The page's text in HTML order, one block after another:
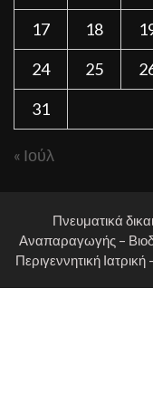
17
18
24
25
31
« Ιούλ
Πνευματικά
Αναπαραγωγής –
Περιγεννητική